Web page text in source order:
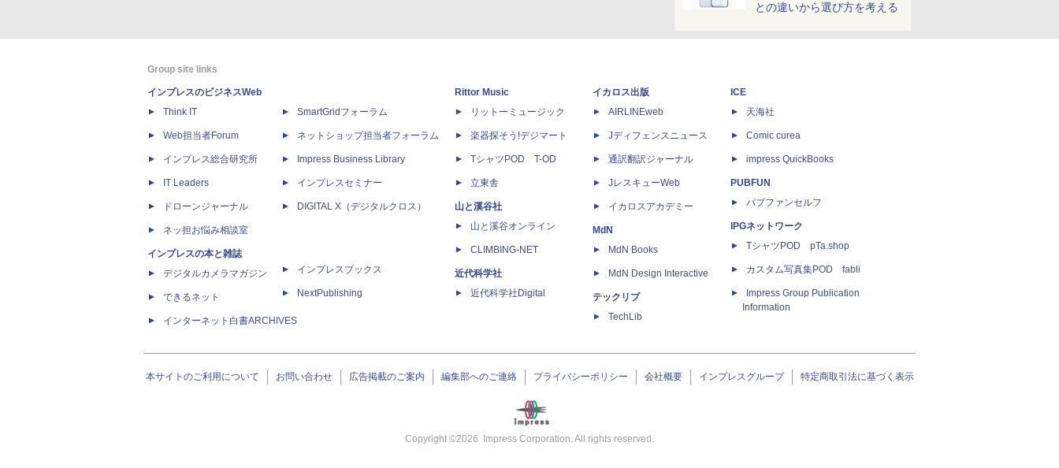
との違いから選び方を考える
Group site links
インプレスのビジネスWeb
Think IT
Web担当者Forum
インプレス総合研究所
IT Leaders
ドローンジャーナル
ネッ担お悩み相談室
インプレスの本と雑誌
デジタルカメラマガジン
できるネット
インターネット白書ARCHIVES
SmartGridフォーラム
ネットショップ担当者フォーラム
Impress Business Library
インプレスセミナー
DIGITAL X（デジタルクロス）
インプレスブックス
NextPublishing
Rittor Music
リットーミュージック
楽器探そう!デジマート
TシャツPOD T-OD
立東舎
山と溪谷社
山と溪谷オンライン
CLIMBING-NET
近代科学社
近代科学社Digital
イカロス出版
AIRLINEweb
Jディフェンスニュース
通訳翻訳ジャーナル
JレスキューWeb
イカロスアカデミー
MdN
MdN Books
MdN Design Interactive
テックリブ
TechLib
ICE
天海社
Comic curea
impress QuickBooks
PUBFUN
パブファンセルフ
IPGネットワーク
TシャツPOD pTa.shop
カスタム写真集POD fabli
Impress Group Publication
Information
本サイトのご利用について お問い合わせ 広告掲載のご案内 編集部へのご連絡 プライバシーポリシー 会社概要 インプレスグループ 特定商取引法に基づく表示
Copyright ©2026 Impress Corporation. All rights reserved.